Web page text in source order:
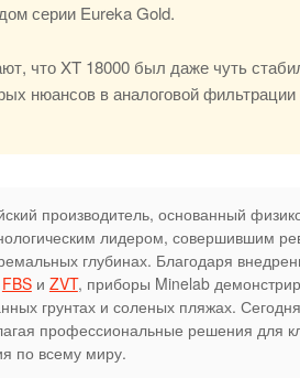
серии Eureka Gold.
что XT 18000 был даже чуть
нюансов в аналоговой фильтрации
производитель, основанный
лидером, совершившим
глубинах. Благодаря
FBSи ZVT, приборы Minelab
грунтах и соленых пляжах.
профессиональные решения для
по всему миру.